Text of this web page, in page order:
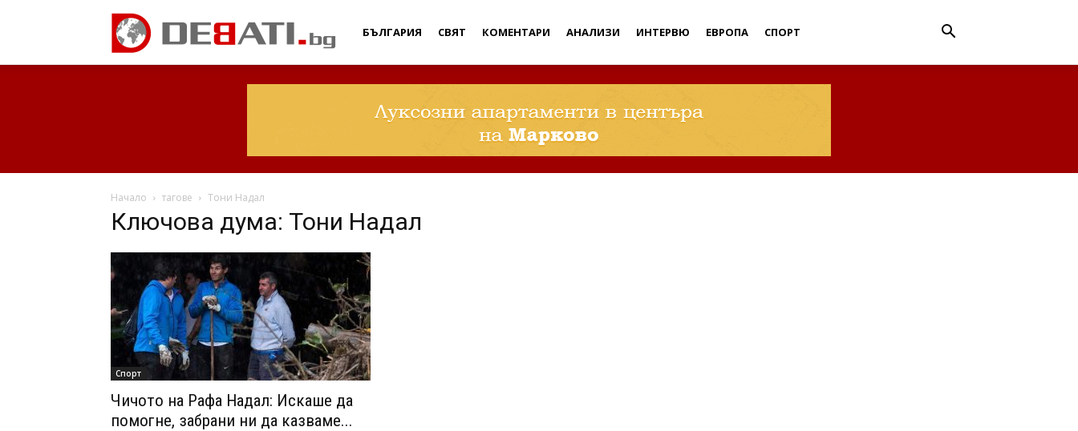
Дебати
БЪЛГАРИЯ СВЯТ КОМЕНТАРИ АНАЛИЗИ ИНТЕРВЮ ЕВРОПА СПОРТ
Начало тагове Тони Надал
Ключова дума: Тони Надал
Спорт
Чичото на Рафа Надал: Искаше да
помогне, забрани ни да казваме...